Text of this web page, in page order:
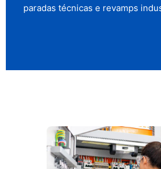
paradas técnicas e revamps